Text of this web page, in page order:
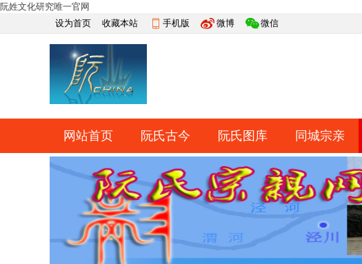
阮姓文化研究唯一官网
设为首页
收藏本站 手机版 微博 微信
快捷导航
网站首页 阮氏古今 阮氏图库 同城宗亲
网上祭祀 排行榜 导读